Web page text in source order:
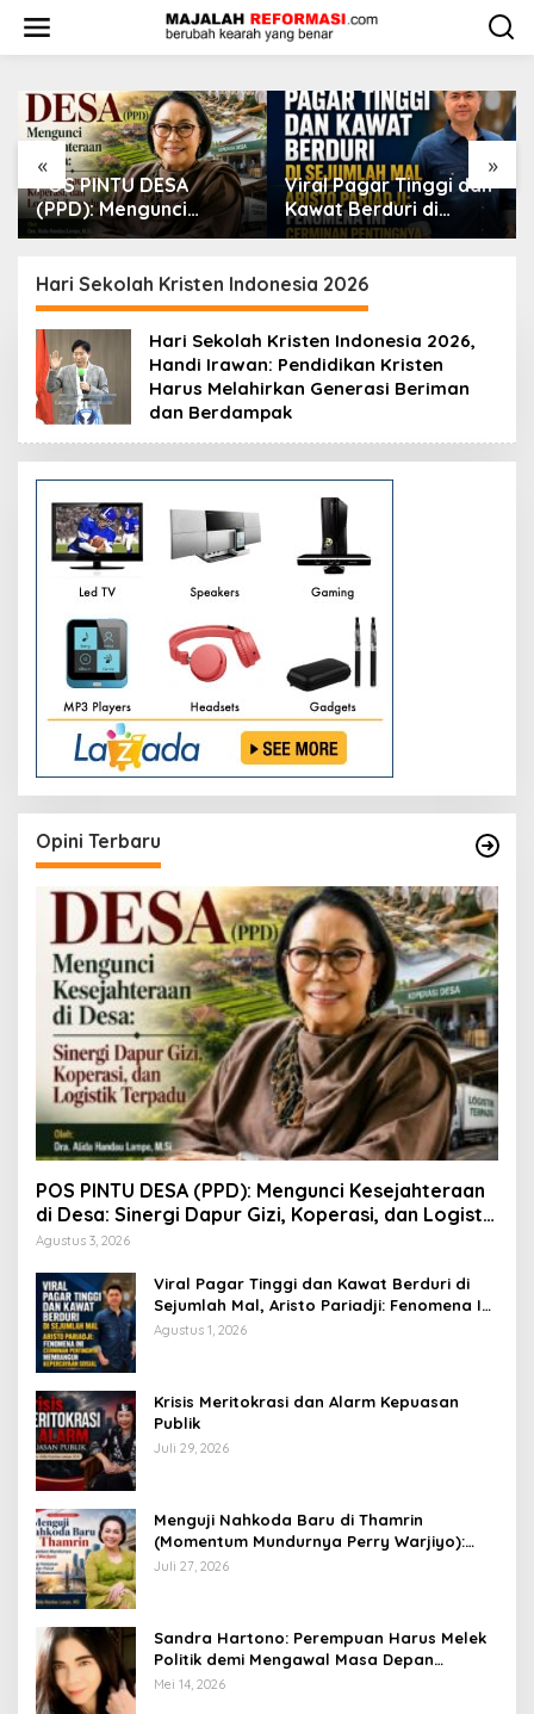
w
« »
Viral Pagar Tinggi dan
Kawat Berduri di
Sejumlah Mal, Aristo
Cerminan Pentingnya
Membangun
Kepercayaan Sosial
​Krisis Meritokrasi dan
Alarm Kepuasan Publik
Hari Sekolah Kristen Indonesia 2026
Hari Sekolah Kristen Indonesia 2026,
Handi Irawan: Pendidikan Kristen
Harus Melahirkan Generasi Beriman
dan Berdampak
Opini Terbaru
POS PINTU DESA (PPD): Mengunci Kesejahteraan
di Desa: Sinergi Dapur Gizi, Koperasi, dan Logistik
Terpadu
Agustus 3, 2026
Viral Pagar Tinggi dan Kawat Berduri di
Sejumlah Mal, Aristo Pariadji: Fenomena Ini
Cerminan Pentingnya Membangun
Agustus 1, 2026
​Krisis Meritokrasi dan Alarm Kepuasan
Publik
Juli 29, 2026
​Menguji Nahkoda Baru di Thamrin
(Momentum Mundurnya Perry Warjiyo):
Sinergi Kebijakan Moneter-Fiskal di Era
Juli 27, 2026
Sandra Hartono: Perempuan Harus Melek
Politik demi Mengawal Masa Depan
Bangsa
Mei 14, 2026